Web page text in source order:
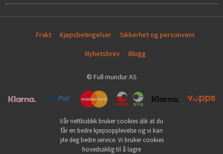
Frakt Kjøpsbetingelser Sikkerhet og personvern
Nyhetsbrev Blogg
© Full mundur AS
Vår nettbutikk bruker cookies slik at du
får en bedre kjøpsopplevelse og vi kan
yte deg bedre service. Vi bruker cookies
hovedsaklig til å lagre